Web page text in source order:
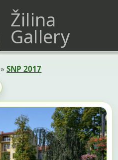
Žilina
Gallery
»SNP 2017